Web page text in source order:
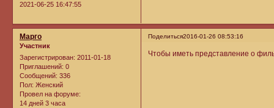
2021-06-25 16:47:55
Поделиться2016-01-26 08:53:16
Марго
Участник
Зарегистрирован: 2011-01-18
Приглашений: 0
Сообщений: 336
Пол: Женский
Провел на форуме:
14 дней 3 часа
Чтобы иметь представление о